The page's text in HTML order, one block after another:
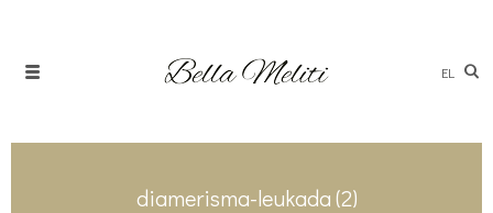
EL
diamerisma-leukada (2)